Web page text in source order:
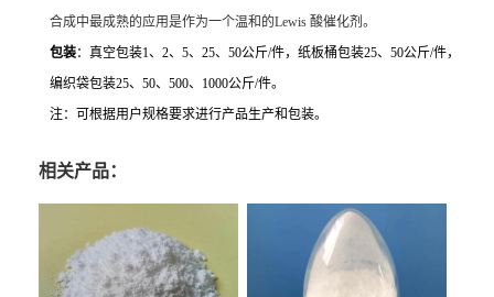
合成中最成熟的应用是作为一个温和的Lewis 酸催化剂。
包装：真空包装1、 2、 5、 25、 50公斤/件，纸板桶包装25、 50公斤/件，
编织袋包装25、 50、 500、 1000公斤/件。
注：可根据用户规格要求进行产品生产和包装。
相关产品：